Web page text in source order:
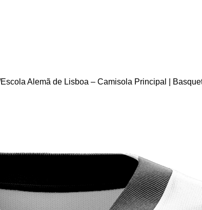
Escola Alemã de Lisboa – Camisola Principal |